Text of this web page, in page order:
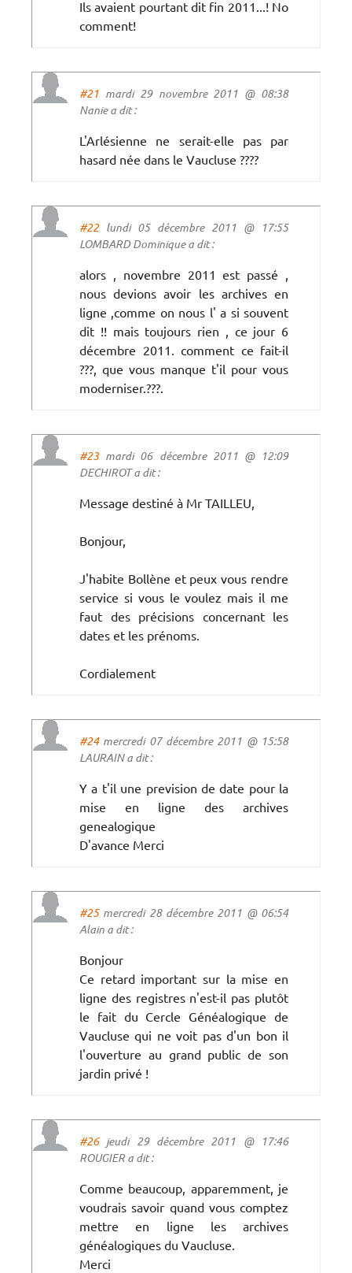
Ils avaient pourtant dit fin 2011...! No
comment!
#21 mardi 29 novembre 2011 @ 08:38
Nanie a dit :
L'Arlésienne ne serait-elle pas par
hasard née dans le Vaucluse ????
#22lundi 05 décembre 2011 @ 17:55
LOMBARD Dominique a dit :
alors , novembre 2011 est passé ,
nous devions avoir les archives en
ligne ,comme on nous l' a si souvent
dit !! mais toujours rien , ce jour 6
décembre 2011. comment ce fait-il
???, que vous manque t'il pour vous
moderniser.???.
#23 mardi 06 décembre 2011 @ 12:09
DECHIROT a dit :
Message destiné à Mr TAILLEU,
Bonjour,
J'habite Bollène et peux vous rendre
service si vous le voulez mais il me
faut des précisions concernant les
dates et les prénoms.
Cordialement
#24mercredi 07 décembre 2011 @ 15:58
LAURAIN a dit :
Y a t'il une prevision de date pour la
mise en ligne des archives
genealogique
D'avance Merci
#25mercredi 28 décembre 2011 @ 06:54
Alain a dit :
Bonjour
Ce retard important sur la mise en
ligne des registres n'est-il pas plutôt
le fait du Cercle Généalogique de
Vaucluse qui ne voit pas d'un bon il
l'ouverture au grand public de son
jardin privé !
#26jeudi 29 décembre 2011 @ 17:46
ROUGIER a dit :
Comme beaucoup, apparemment, je
voudrais savoir quand vous comptez
mettre en ligne les archives
généalogiques du Vaucluse.
Merci